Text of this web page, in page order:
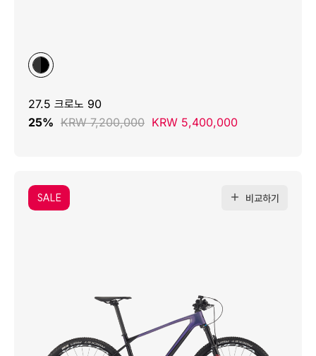
27.5 크로노 90
25% KRW 7,200,000 KRW 5,400,000
SALE 비교하기